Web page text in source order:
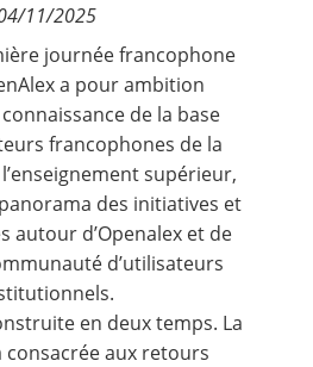
11/2025
journée francophone
a pour ambition
de la base
francophones de la
supérieur,
des initiatives et
autour d’Openalex et de
d’utilisateurs
en deux temps. La
consacrée aux retours